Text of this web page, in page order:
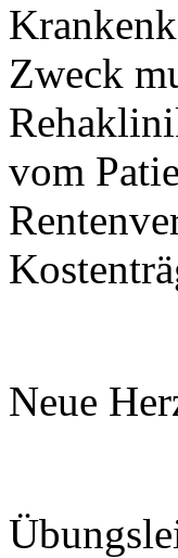
Zweck
vom
Neue